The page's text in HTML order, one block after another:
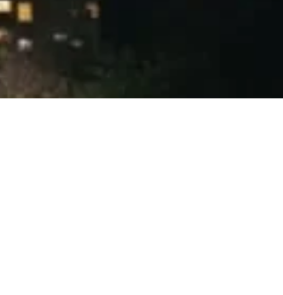
EL LITORAL | Entrevista a Mariana
Balestrini